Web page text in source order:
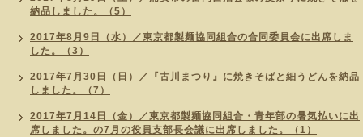
納品しました。（5）
2017年8月9日（水）／東京都製麺協同組合の合同委員会に出席しま
した。（3）
2017年7月30日（日）／『古川まつり』に焼きそばと細うどんを納品
しました。（7）
2017年7月14日（金）／東京都製麺協同組合・青年部の暑気払いに出
席しました。の7月の役員支部長会議に出席しました。（1）